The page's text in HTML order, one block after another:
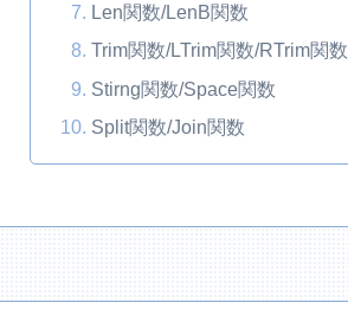
Len関数/LenB関数
Trim関数/LTrim関数/RTrim関数
Stirng関数/Space関数
Split関数/Join関数